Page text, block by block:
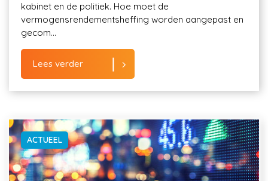
kabinet en de politiek. Hoe moet de
vermogensrendementsheffing worden aangepast en
gecom...
Lees verder
ACTUEEL